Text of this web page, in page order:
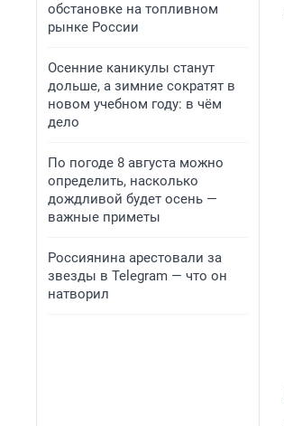
обстановке на топливном
рынке России
Осенние каникулы станут
дольше, а зимние сократят в
новом учебном году: в чём
дело
По погоде 8 августа можно
определить, насколько
дождливой будет осень —
важные приметы
Россиянина арестовали за
звезды в Telegram — что он
натворил